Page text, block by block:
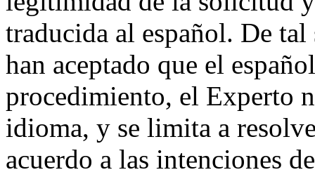
traducida al español. De tal
han aceptado que el
procedimiento, el Experto
idioma, y se limita a
acuerdo a las intenciones